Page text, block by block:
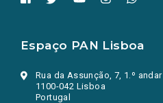
Espaço PAN Lisboa
Rua da Assunção, 7, 1.º andar
1100-042 Lisboa
Portugal